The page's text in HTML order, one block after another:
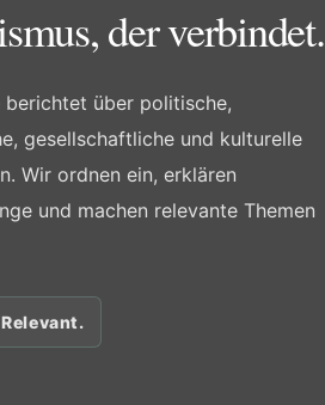
der verbindet.
berichtet über politische,
gesellschaftliche und kulturelle
Wir ordnen ein, erklären
und machen relevante Themen